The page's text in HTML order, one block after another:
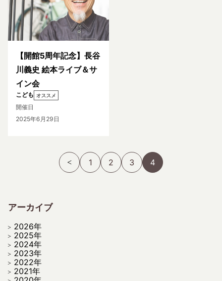
【開館5周年記念】長谷
川義史 絵本ライブ＆サ
イン会
こども オススメ
開催日
2025年6月29日
1 2 3 4
アーカイブ
2026年
2025年
2024年
2023年
2022年
2021年